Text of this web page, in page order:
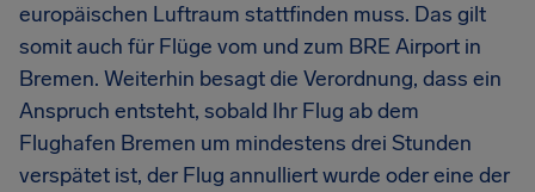
europäischen Luftraum stattfinden muss. Das gilt
somit auch für Flüge vom und zum BRE Airport in
Bremen. Weiterhin besagt die Verordnung, dass ein
Anspruch entsteht, sobald Ihr Flug ab dem
Flughafen Bremen um mindestens drei Stunden
verspätet ist, der Flug annulliert wurde oder eine der